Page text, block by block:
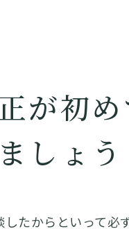
が初
しょう
したからといって必